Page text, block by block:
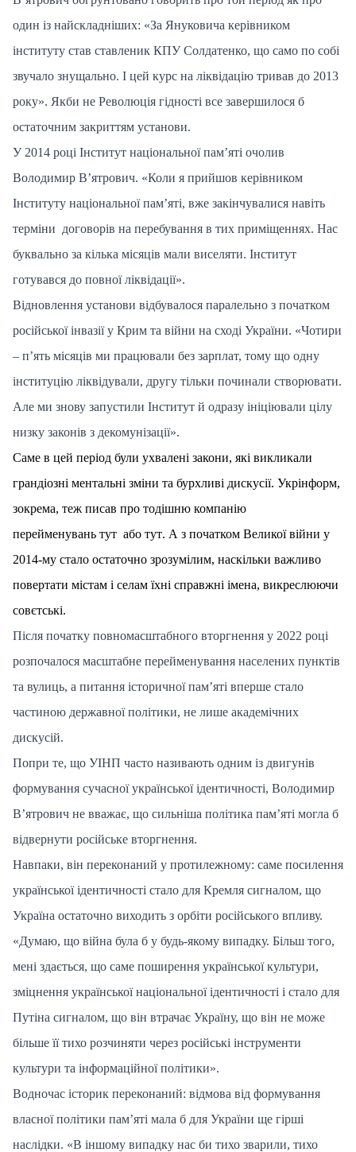
один із найскладніших: «За Януковича керівником
інституту став ставленик КПУ Солдатенко, що само по собі
звучало знущально. І цей курс на ліквідацію тривав до 2013
року». Якби не Революція гідності все завершилося б
остаточним закриттям установи.
У 2014 році Інститут національної пам’яті очолив
Володимир В’ятрович. «Коли я прийшов керівником
Інституту національної пам’яті, вже закінчувалися навіть
терміни договорів на перебування в тих приміщеннях. Нас
буквально за кілька місяців мали виселяти. Інститут
готувався до повної ліквідації».
Відновлення установи відбувалося паралельно з початком
російської інвазії у Крим та війни на сході України. «Чотири
– п’ять місяців ми працювали без зарплат, тому що одну
інституцію ліквідували, другу тільки починали створювати.
Але ми знову запустили Інститут й одразу ініціювали цілу
низку законів з декомунізації».
Саме в цей період були ухвалені закони, які викликали
грандіозні ментальні зміни та бурхливі дискусії. Укрінформ,
зокрема, теж писав про тодішню компанію
перейменувань тут або тут. А з початком Великої війни у
2014-му стало остаточно зрозумілим, наскільки важливо
повертати містам і селам їхні справжні імена, викреслюючи
совєтські.
Після початку повномасштабного вторгнення у 2022 році
розпочалося масштабне перейменування населених пунктів
та вулиць, а питання історичної пам’яті вперше стало
частиною державної політики, не лише академічних
дискусій.
Попри те, що УІНП часто називають одним із двигунів
формування сучасної української ідентичності, Володимир
В’ятрович не вважає, що сильніша політика пам’яті могла б
відвернути російське вторгнення.
Навпаки, він переконаний у протилежному: саме посилення
української ідентичності стало для Кремля сигналом, що
Україна остаточно виходить з орбіти російського впливу.
«Думаю, що війна була б у будь-якому випадку. Більш того,
мені здається, що саме поширення української культури,
зміцнення української національної ідентичності і стало для
Путіна сигналом, що він втрачає Україну, що він не може
більше її тихо розчиняти через російські інструменти
культури та інформаційної політики».
Водночас історик переконаний: відмова від формування
власної політики пам’яті мала б для України ще гірші
наслідки. «В іншому випадку нас би тихо зварили, тихо